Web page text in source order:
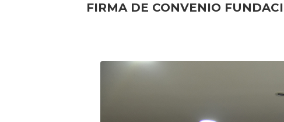
FIRMA DE CONVENIO